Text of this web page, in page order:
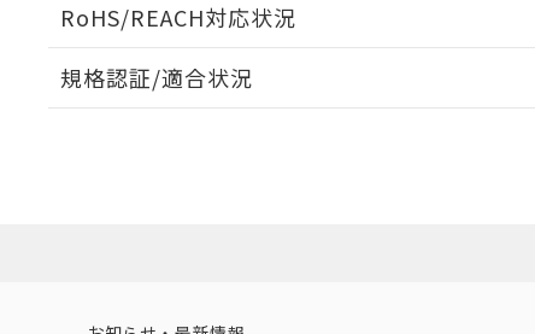
RoHS/REACH対応状況
EU RoHS 注意事項・凡例
規格認証/適合状況